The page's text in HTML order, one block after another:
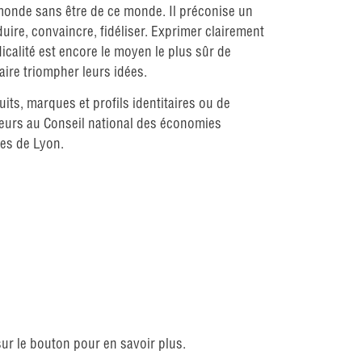
sans être de ce monde. Il préconise un
convaincre, fidéliser. Exprimer clairement
est encore le moyen le plus sûr de
triompher leurs idées.
marques et profils identitaires ou de
au Conseil national des économies
de Lyon.
le bouton pour en savoir plus.